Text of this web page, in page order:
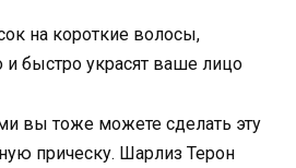
вы тоже можете сделать эту
прическу. Шарлиз Терон